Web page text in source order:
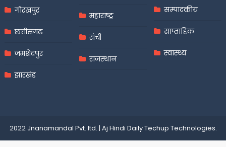
गोरखपुर
छत्तीसगढ़
जमशेदपुर
झारखंड
महाराष्ट्र
रांची
राजस्थान
सम्पादकीय
साप्ताहिक
स्वास्थ्य
2022 Jnanamandal Pvt. ltd. | Aj Hindi DailyTechup Technologies.